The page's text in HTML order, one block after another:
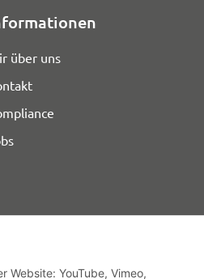
Website: YouTube, Vimeo,
über uns